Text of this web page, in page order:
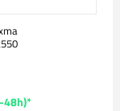
48h)*